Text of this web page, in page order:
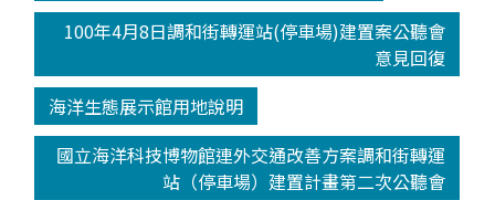
100年4月8日調和街轉運站(停車場)建置案公聽會
意見回復
海洋生態展示館用地說明
國立海洋科技博物館連外交通改善方案調和街轉運
站（停車場）建置計畫第二次公聽會